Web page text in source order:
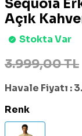
Açık
Stokta Var
3.999,00 TL
Havale Fiyatı :
Renk